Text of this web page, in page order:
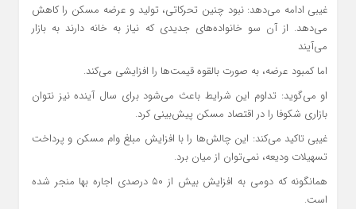
غیبی ادامه می‌دهد: نبود چنین تحرکاتی، تولید و عرضه مسکن را کاهش
می‌دهد. از آن سو خانواده‌های جدیدی که نیاز به خانه دارند به بازار
می‌آیند
اما کمبود عرضه، به صورت بالقوه قیمت‌ها را افزایشی می‌کند.
او می‌گوید: تداوم این شرایط باعث می‌شود برای سال آینده نیز نتوان
بازاری شکوفا را در اقتصاد مسکن پیش‌بینی کرد.
غیبی تاکید می‌کند: این چالش‌ها را با افزایش مبلغ وام مسکن و پرداخت
تسهیلات ودیعه، نمی‌توان از میان برد.
همانگونه که دومی به افزایش بیش از ۵۰ درصدی اجاره بها منجر شده
است.